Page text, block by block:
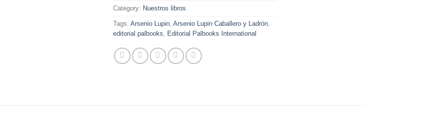
Category: Nuestros libros
Tags: Arsenio Lupin Arsenio Lupin Caballero y Ladrón
editorial palbooks
Editorial Palbooks International